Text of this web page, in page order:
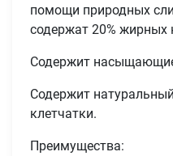
помощи природных
содержат 20% жирных
Содержит
Содержит
клетчатки.
Преимущества: